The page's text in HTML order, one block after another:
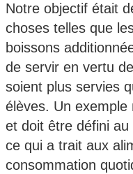
Notre objectif était
choses telles que
boissons
de servir en vertu
soient plus servies
élèves. Un
et doit être défini
ce qui a trait aux
consommation